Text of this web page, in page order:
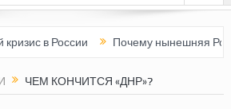
России Почему нынешняя Россия
ЧЕМ КОНЧИТСЯ «ДНР»?